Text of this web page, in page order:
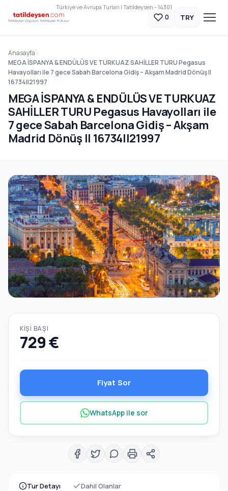
Türkiye ve Avrupa Turları | Tatildeysen - 14301
0 TRY
Anasayfa
MEGA İSPANYA & ENDÜLÜS VE TURKUAZ SAHİLLER TURU Pegasus
Havayolları ile 7 gece Sabah Barcelona Gidiş – Akşam Madrid Dönüş ||
16734||21997
MEGA İSPANYA & ENDÜLÜS VE TURKUAZ
SAHİLLER TURU Pegasus Havayolları ile
7 gece Sabah Barcelona Gidiş – Akşam
Madrid Dönüş || 16734||21997
Tur Detayı Dahil Olanlar
KIŞI BAŞI
729 €
Fiyat Sor
WhatsApp ile sor